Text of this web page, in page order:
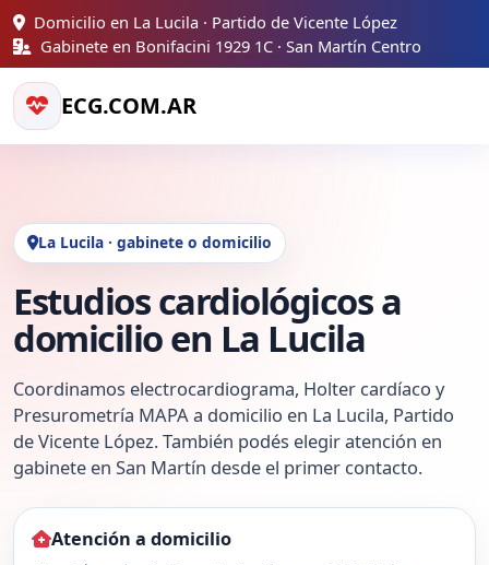
Domicilio en La Lucila · Partido de Vicente López
Gabinete en Bonifacini 1929 1C · San Martín Centro
ECG.COM.AR
La Lucila · gabinete o domicilio
Estudios cardiológicos a
domicilio en La Lucila
Coordinamos electrocardiograma, Holter cardíaco y
Presurometría MAPA a domicilio en La Lucila, Partido
de Vicente López. También podés elegir atención en
gabinete en San Martín desde el primer contacto.
Atención a domicilio